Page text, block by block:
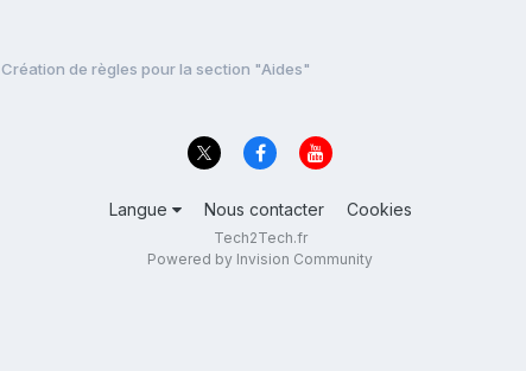
Création de règles pour la section "Aides"
Langue Nous contacter Cookies
Tech2Tech.fr
Powered by Invision Community